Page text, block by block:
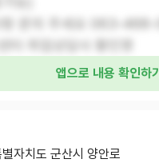
앱으로 내용 확인하기
자치도 군산시 양안로